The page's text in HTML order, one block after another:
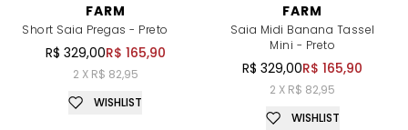
FARM
Short Saia Pregas - Preto
R$ 329,00R$ 165,90
2 X R$ 82,95
WISHLIST
FARM
Saia Midi Banana Tassel
Mini - Preto
R$ 329,00R$ 165,90
2 X R$ 82,95
WISHLIST